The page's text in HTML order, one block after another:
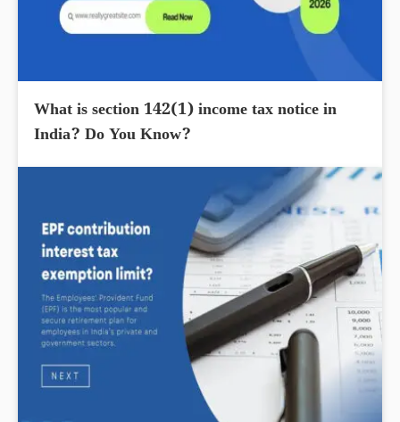
What is section 142(1) income tax notice in
India? Do You Know?